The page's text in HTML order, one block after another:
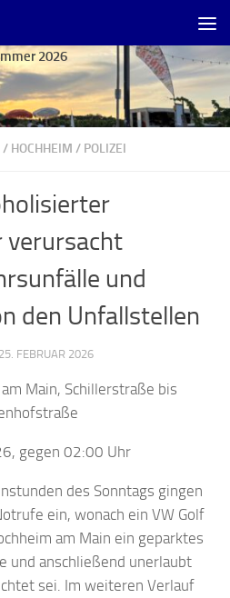
2026
/ HOCHHEIM / POLIZEI
verursacht
und
den Unfallstellen
25. FEBRUAR 2026
Main, Schillerstraße bis
gegen 02:00 Uhr
des Sonntags gingen
ein, wonach ein VW Golf
am Main ein geparktes
und anschließend unerlaubt
sei. Im weiteren Verlauf